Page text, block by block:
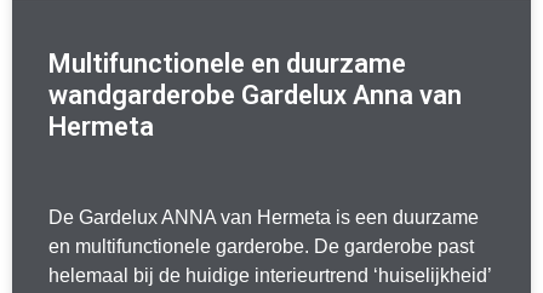
Multifunctionele en duurzame
wandgarderobe Gardelux Anna van
Hermeta
De Gardelux ANNA van Hermeta is een duurzame
en multifunctionele garderobe. De garderobe past
helemaal bij de huidige interieurtrend ‘huiselijkheid’